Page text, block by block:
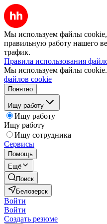
Мы используем файлы cookie,
правильную работу нашего
трафик.
Правила использования
Мы используем файлы cookie.
файлов cookie
Понятно
Ищу работу
Ищу работу
Ищу работу
Ищу сотрудника
Сервисы
Помощь
Ещё
Поиск
Белозерск
Войти
Войти
Создать резюме